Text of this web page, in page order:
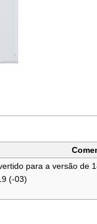
para a versão de
(-03)